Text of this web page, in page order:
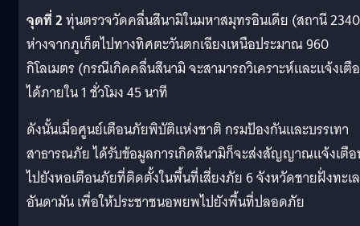
จุดที่ 2ทุ่นตรวจวัดคลื่นสึนามิในมหาสมุทรอินเดีย (สถานี
ห่างจากภูเก็ตไปทางทิศตะวันตกเฉียงเหนือประมาณ 960
กิโลเมตร (กรณีเกิดคลื่นสึนามิ จะสามารถวิเคราะห์และแจ้งเตื
ได้ภายใน 1 ชั่วโมง 45 นาที
ดังนั้นเมื่อศูนย์เตือนภัยพิบัติแห่งชาติ กรมป้องกันและบรรเทา
สาธารณภัย ได้รับข้อมูลการเกิดสึนามิก็จะส่งสัญญาณแจ้งเตื
ไปยังหอเตือนภัยที่ติดตั้งในพื้นที่เสี่ยงภัย 6 จังหวัดชายฝั่งทะเล
อันดามัน เพื่อให้ประชาชนอพยพไปยังพื้นที่ปลอดภัย